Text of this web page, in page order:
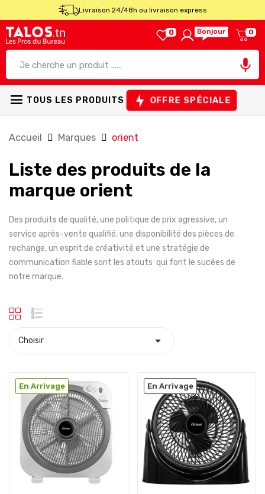
Livraison 24/48h ou livraison express
0 Bonjour ! 0

TOUS LES PRODUITS OFFRE SPÉCIALE
Accueil Marques orient
Liste des produits de la
marque orient
Des produits de qualité, une politique de prix agressive, un
service après-vente qualifié, une disponibilité des pièces de
rechange, un esprit de créativité et une stratégie de
communication fiable sont les atouts qui font le sucées de
notre marque.
Choisir 
En Arrivage En Arrivage